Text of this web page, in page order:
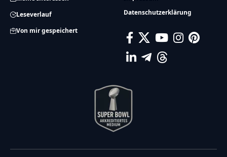
Leseverlauf
Von mir gespeichert
Datenschutzerklärung